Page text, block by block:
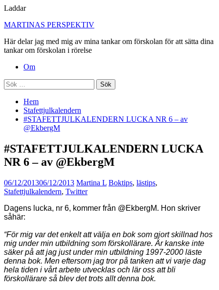
Laddar
Hoppa
innehåll
MARTINAS PERSPEKTIV
Här delar jag med mig av mina tankar om förskolan för att sätta dina
tankar om förskolan i rörelse
PrimärOm
Sök
efter:
Hem
Stafettjulkalendern
#STAFETTJULKALENDERN LUCKA NR 6 – av
@EkbergM
#STAFETTJULKALENDERN LUCKA
NR 6 – av @EkbergM
06/12/201306/12/2013 Martina L Boktips, lästips,
Stafettjulkalendern, Twitter
Dagens lucka, nr 6, kommer från @EkbergM. Hon skriver
såhär:
“För mig var det enkelt att välja en bok som gjort skillnad hos
mig under min utbildning som förskollärare. Är kanske inte
säker på att jag just under min utbildning 1997-2000 läste
denna bok. Men eftersom jag tror på tanken att vi varje dag
hela tiden i vårt arbete utvecklas och lär oss att bli
förskollärare så blev det trots allt denna bok.